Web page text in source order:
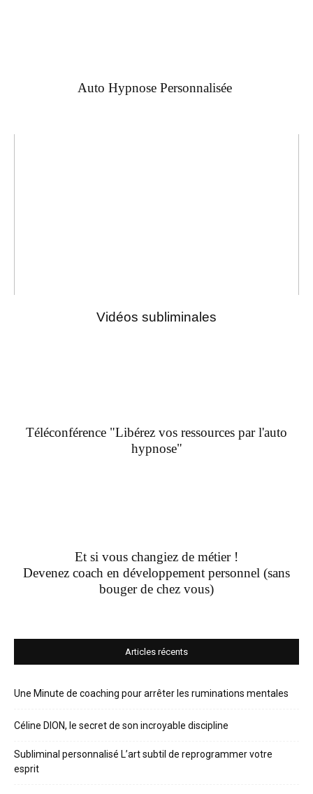
Auto Hypnose Personnalisée
Vidéos subliminales
Téléconférence "Libérez vos ressources par l'auto
hypnose"
Et si vous changiez de métier !
Devenez coach en développement personnel (sans
bouger de chez vous)
Articles récents
Une Minute de coaching pour arrêter les ruminations mentales
Céline DION, le secret de son incroyable discipline
Subliminal personnalisé L’art subtil de reprogrammer votre
esprit